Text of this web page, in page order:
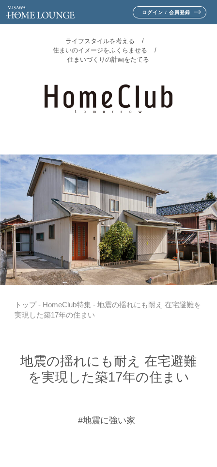
ログイン / 会員登録
ライフスタイルを考える
住まいのイメージをふくらませる
住まいづくりの計画をたてる
トップ- HomeClub特集- 地震の揺れにも耐え 在宅避難を
実現した築17年の住まい
地震の揺れにも耐え 在宅避難
を実現した築17年の住まい
#地震に強い家